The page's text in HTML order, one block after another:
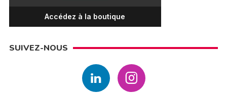
Accédez à la boutique
SUIVEZ-NOUS